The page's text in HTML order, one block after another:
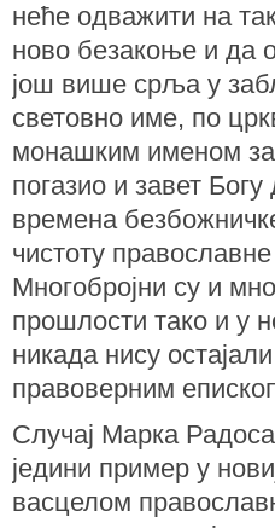
неће одважити на
ново безакоње и да
још више срља у
световно име, по
монашким именом
погазио и завет Богу
времена
чистоту
Многобројни су и
прошлости тако и у
никада нису
правоверним
Случај Марка
једини пример у
васцелом